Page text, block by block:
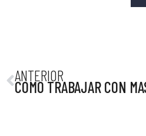
ANTERIOR
COMO TRABAJAR CON